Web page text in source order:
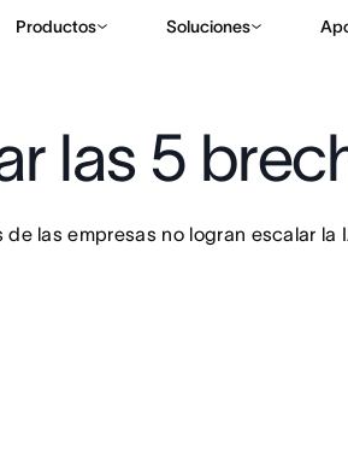
Productos Soluciones
las 5
de las empresas no logran escalar